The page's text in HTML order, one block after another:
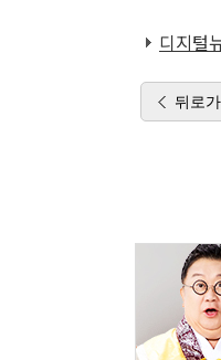
디지털
뒤로